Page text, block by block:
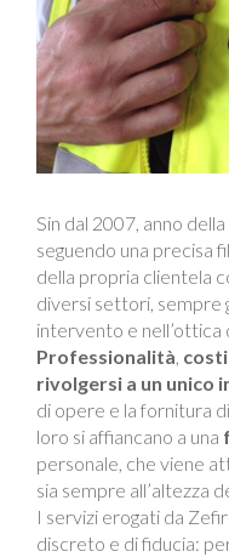
Sin dal 2007, anno
seguendo una precisa
della propria clientela
diversi settori, sempre
intervento e nell’ottica
Professionalità,
rivolgersi a un unico
di opere e la fornitura
loro si affiancano a una
personale, che viene
sia sempre all’altezza
I servizi erogati da
discreto e di fiducia: